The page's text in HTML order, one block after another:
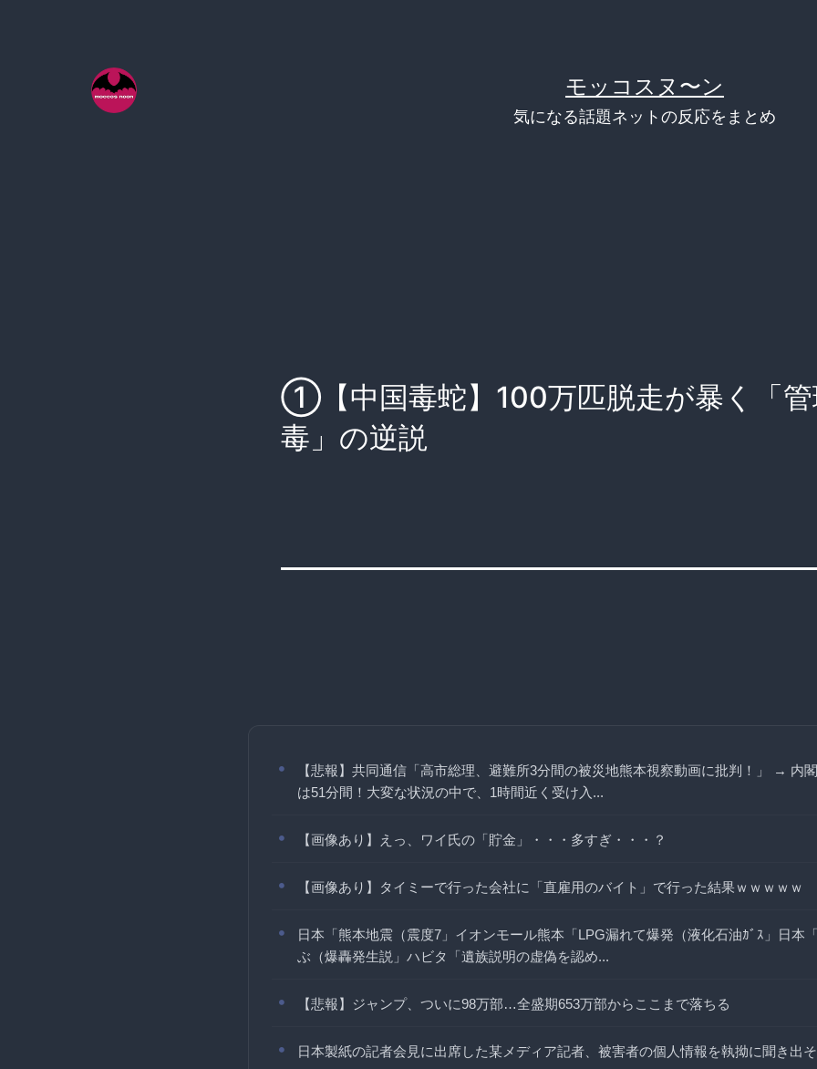
モッコスヌ〜ン
気になる話題ネットの反応をまとめ
①【中国毒蛇】100万匹脱走が暴く「
毒」の逆説
【悲報】共同通信「高市総理、避難所3分間の被災地熊本視察動画に批判！」 → 内
は51分間！大変な状況の中で、1時間近く受け入...
【画像あり】えっ、ワイ氏の「貯金」・・・多すぎ・・・？
【画像あり】タイミーで行った会社に「直雇用のバイト」で行った結果ｗｗｗｗｗ
日本「熊本地震（震度7」イオンモール熊本「LPG漏れて爆発（液化石油ｶﾞｽ」日本
ぶ（爆轟発生説」ハビタ「遺族説明の虚偽を認め...
【悲報】ジャンプ、ついに98万部…全盛期653万部からここまで落ちる
日本製紙の記者会見に出席した某メディア記者、被害者の個人情報を執拗に聞き